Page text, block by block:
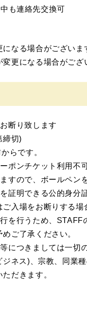
も連絡先交換可
なる場合がございま
更になる場合がござ
断り致します
締切)
らです。
ポンチケット利用不
すので、ボールペン
証明できる公的身分
入場をお断りする
を行うため、
ご了承ください。
につきましては一切
ネス)、宗教、同業
だきます。